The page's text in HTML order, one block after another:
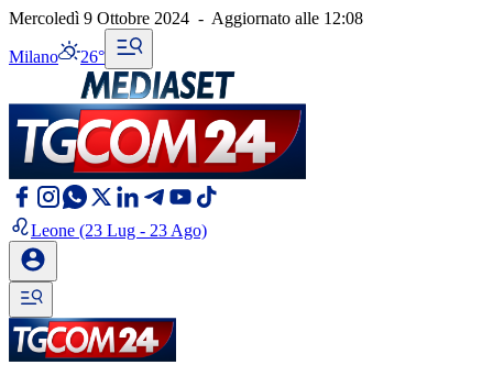
Mercoledì 9 Ottobre 2024 - Aggiornato alle 12:08
Milano 26°
Leone (23 Lug - 23 Ago)